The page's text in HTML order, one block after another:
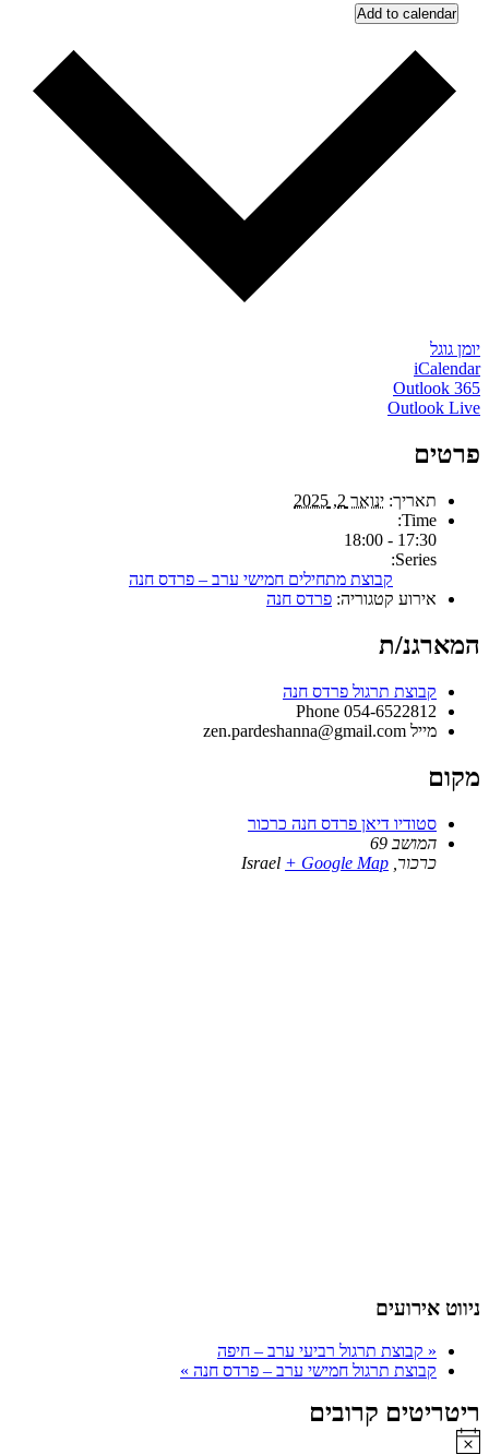
Add to calendar
יומן גוגל
iCalendar
Outlook 365
Outlook Live
פרטים
תאריך: ינואר 2, 2025
Time:
17:30 - 18:00
Series:
קבוצת מתחילים חמישי ערב – פרדס חנה
אירוע קטגוריה: פרדס חנה
המארגנ/ת
קבוצת תרגול פרדס חנה
Phone 054-6522812
מייל zen.pardeshanna@gmail.com
מקום
סטודיו דיאן פרדס חנה כרכור
המושב 69
כרכור
Israel + Google Map
ניווט אירועים
« קבוצת תרגול רביעי ערב – חיפה
קבוצת תרגול חמישי ערב – פרדס חנה »
ריטריטים קרובים
Notice